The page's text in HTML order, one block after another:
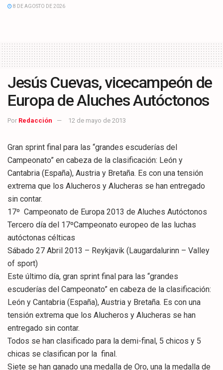
8 DE AGOSTO DE 2026
Jesús Cuevas, vicecampeón de
Europa de Aluches Autóctonos
Por Redacción 12 de mayo de 2013
Gran sprint final para las “grandes escuderías del
Campeonato” en cabeza de la clasificación: León y
Cantabria (España), Austria y Bretaña. Es con una tensión
extrema que los Alucheros y Alucheras se han entregado
sin contar.
17º Campeonato de Europa 2013 de Aluches Autóctonos
Tercero día del 17ºCampeonato europeo de las luchas
autóctonas célticas
Sábado 27 Abril 2013 – Reykjavik (Laugardalurinn – Valley
of sport)
Este último día, gran sprint final para las “grandes
escuderías del Campeonato” en cabeza de la clasificación:
León y Cantabria (España), Austria y Bretaña. Es con una
tensión extrema que los Alucheros y Alucheras se han
entregado sin contar.
Todos se han clasificado para la demi-final, 5 chicos y 5
chicas se clasifican por la final.
Siete se han ganado una medalla de Oro, una la medalla de